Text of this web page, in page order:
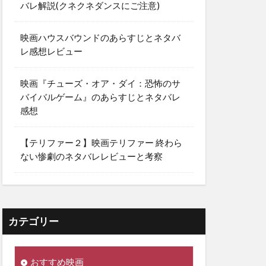
バレ解説(クネクネダンスにご注意)
映画ハウスバウンドのあらすじとネタバ
レ感想レビュー
映画『チューズ・オア・ダイ：恐怖のサ
バイバルゲーム』のあらすじとネタバレ
感想
【テリファー２】映画テリファー 終わら
ない惨劇のネタバレレビューと考察
カテゴリー
おすすめ映画